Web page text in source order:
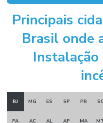
Instalação de sistema de
Manutenção sistema de
Manutenção sistema de
Montagem e desmontagem
Montagem de estrutura metálica
Montagem industrial empresas
Principais
Brasil onde
RJ MG ES SP PR
PA AC AL AP MA